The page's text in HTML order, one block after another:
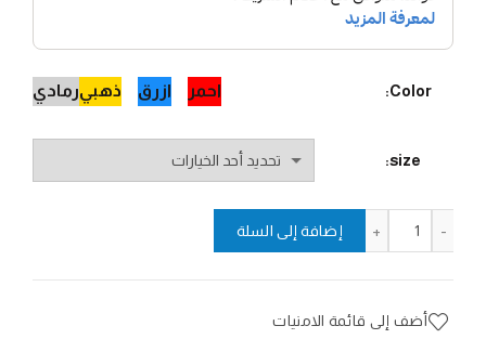
Color احمر ازرق ذهبيرمادي
size
إضافة إلى السلة
أضف إلى قائمة الامنيات